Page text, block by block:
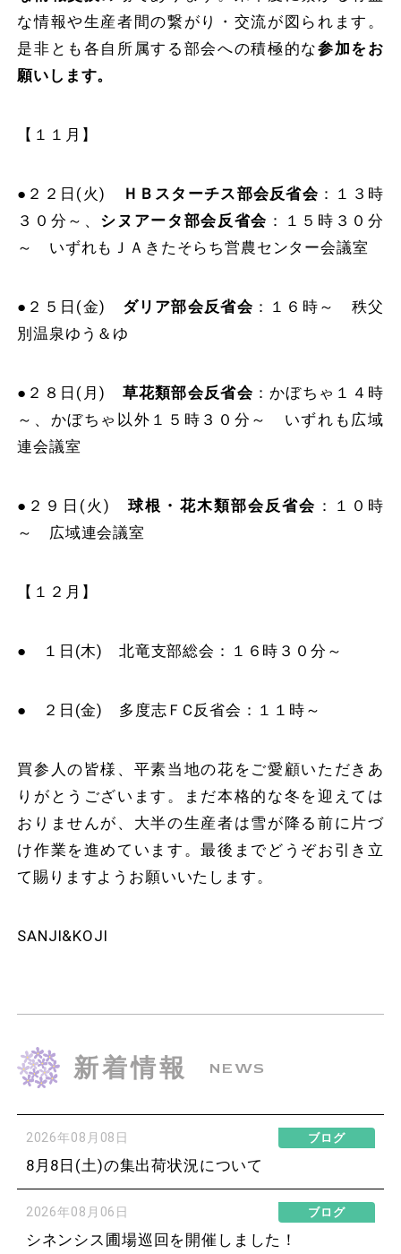
な情報や生産者間の繋がり・交流が図られます。
是非とも各自所属する部会への積極的な参加をお
願いします。
【１１月】
●２２日(火) ＨＢスターチス部会反省会 ：１３時
３０分～、 シヌアータ部会反省会 ：１５時３０分
～ いずれもＪＡきたそらち営農センター会議室
●２５日(金) ダリア部会反省会 ：１６時～ 秩父
別温泉ゆう＆ゆ
●２８日(月) 草花類部会反省会 ：かぼちゃ１４時
～、かぼちゃ以外１５時３０分～ いずれも広域
連会議室
●２９日(火)球根・花木類部会反省会 ：１０時
～ 広域連会議室
【１２月】
● １日(木) 北竜支部総会：１６時３０分～
● ２日(金) 多度志ＦⅭ反省会：１１時～
買参人の皆様、平素当地の花をご愛顧いただきあ
りがとうございます。まだ本格的な冬を迎えては
おりませんが、大半の生産者は雪が降る前に片づ
け作業を進めています。最後までどうぞお引き立
て賜りますようお願いいたします。
SANJI&KOJI
新着情報 NEWS
2026年08月08日 ブログ
8月8日(土)の集出荷状況について
2026年08月06日 ブログ
シネンシス圃場巡回を開催しました！